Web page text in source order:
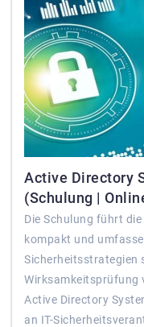
Active Directory
(Schulung |
Die Schulung führt
kompakt und
Sicherheitsstrategien
Wirksamkeitsprüfung
Active Directory
an IT-